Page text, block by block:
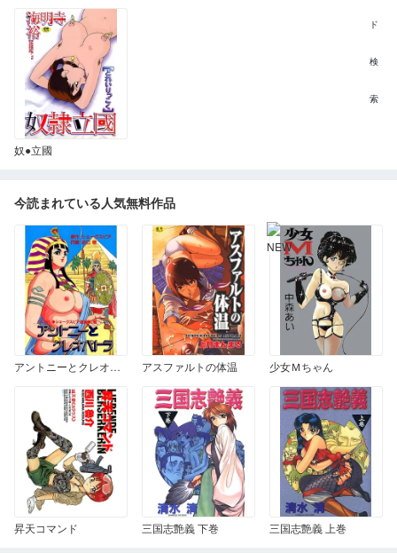
奴●立國
今読まれている人気無料作品
アントニーとクレオパトラ アスファルトの体温 少女Ｍちゃん
昇天コマンド 三国志艶義 下巻 三国志艶義 上巻